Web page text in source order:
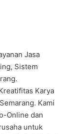
Jasa
Sistem
Karya
Kami
Online dan
untuk